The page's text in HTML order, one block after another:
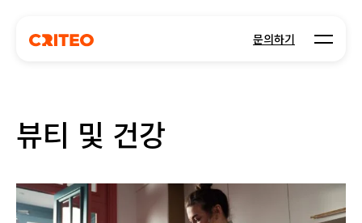
문의하기 Open
뷰티 및 건강